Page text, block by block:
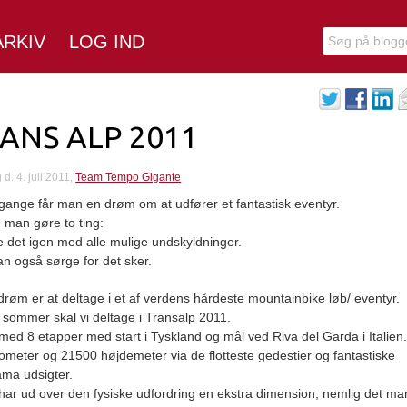
LOG IND
ALP 2011
d. 4. juli 2011,Team Tempo Gigante
får man en drøm om at udfører et fantastisk eventyr.
man gøre to ting:
det igen med alle mulige undskyldninger.
også sørge for det sker.
er at deltage i et af verdens hårdeste mountainbike løb/ eventyr.
skal vi deltage i Transalp 2011.
8 etapper med start i Tyskland og mål ved Riva del Garda i Italien.
og 21500 højdemeter via de flotteste gedestier og fantastiske
udsigter.
ud over den fysiske udfordring en ekstra dimension, nemlig det